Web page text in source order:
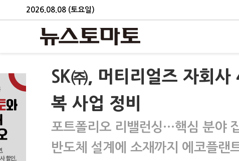
2026.08.08 (토요일)
SK㈜, 머티리얼즈 자회
복 사업 정비
포트폴리오 리밸런싱…핵심 분야
반도체 설계에 소재까지 에코플랜